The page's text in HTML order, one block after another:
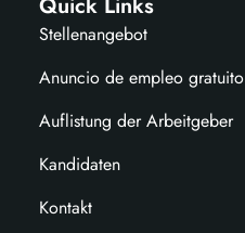
Quick Links
Stellenangebot
Anuncio de empleo gratuito
Auflistung der Arbeitgeber
Kandidaten
Kontakt